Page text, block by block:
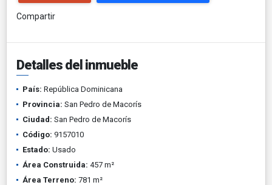
Compartir
Detalles del inmueble
País: República Dominicana
Provincia: San Pedro de Macorís
Ciudad: San Pedro de Macorís
Código: 9157010
Estado: Usado
Área Construida: 457 m²
Área Terreno: 781 m²